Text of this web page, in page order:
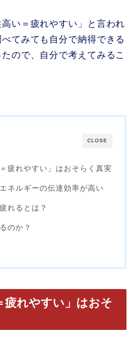
い＝疲れやすい」と言われ
てみても自分で納得できる
ので、自分で考えてみるこ
CLOSE
疲れやすい」はおそらく真実
ネルギーの伝達効率が高い
れるとは？
のか？
疲れやすい」はおそ